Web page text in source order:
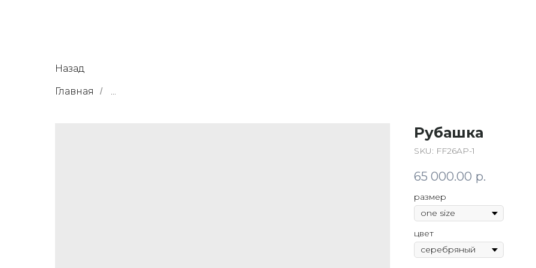
Назад
Главная
/ ...
Рубашка
SKU: FF26AP-1
65 000.00 р.
размер
цвет